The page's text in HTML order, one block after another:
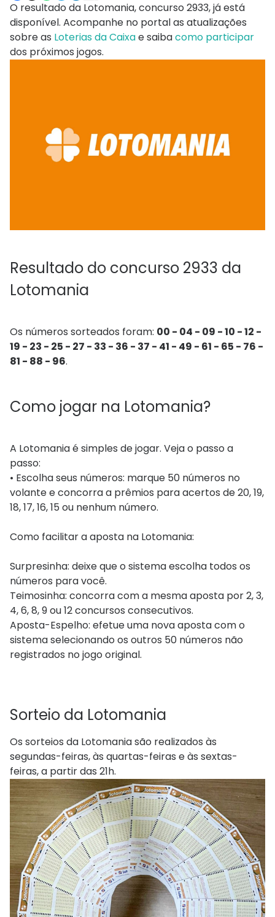
O resultado da Lotomania, concurso 2933, já está
disponível. Acompanhe no portal as atualizações
sobre as Loterias da Caixae saibacomo participar
dos próximos jogos.
Resultado do concurso 2933 da
Lotomania
Os números sorteados foram: 00 - 04 - 09 - 10 - 12 -
19 - 23 - 25 - 27 - 33 - 36 - 37 - 41 - 49 - 61 - 65 - 76 -
81 - 88 - 96.
Como jogar na Lotomania?
A Lotomania é simples de jogar. Veja o passo a
passo:
• Escolha seus números: marque 50 números no
volante e concorra a prêmios para acertos de 20, 19,
18, 17, 16, 15 ou nenhum número.
Como facilitar a aposta na Lotomania:
Surpresinha: deixe que o sistema escolha todos os
números para você.
Teimosinha: concorra com a mesma aposta por 2, 3,
4, 6, 8, 9 ou 12 concursos consecutivos.
Aposta-Espelho: efetue uma nova aposta com o
sistema selecionando os outros 50 números não
registrados no jogo original.
Sorteio​ da Lotomania
Os sorteios da Lotomania são realizados às
segundas-feiras, às quartas-feiras e às sextas-
feiras, a partir das 21h.